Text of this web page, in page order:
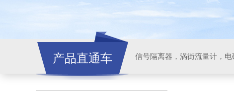
产品直通车 信号隔离器，涡街流量计，